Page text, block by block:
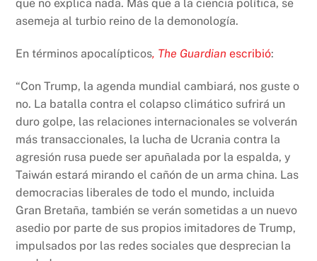
que no explica nada. Más que a la ciencia política, se
asemeja al turbio reino de la demonología.
En términos apocalípticos, The Guardianescribió:
“Con Trump, la agenda mundial cambiará, nos guste o
no. La batalla contra el colapso climático sufrirá un
duro golpe, las relaciones internacionales se volverán
más transaccionales, la lucha de Ucrania contra la
agresión rusa puede ser apuñalada por la espalda, y
Taiwán estará mirando el cañón de un arma china. Las
democracias liberales de todo el mundo, incluida
Gran Bretaña, también se verán sometidas a un nuevo
asedio por parte de sus propios imitadores de Trump,
impulsados por las redes sociales que desprecian la